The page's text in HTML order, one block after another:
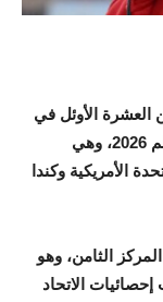
الأوئل في
قائمة أصغر اللاعبين المشاركين في كأس العالم 2026، وهي
الأمريكية وكندا
الثامن، وهو
و252 يوما، وحسب إحصائيات الاتحاد